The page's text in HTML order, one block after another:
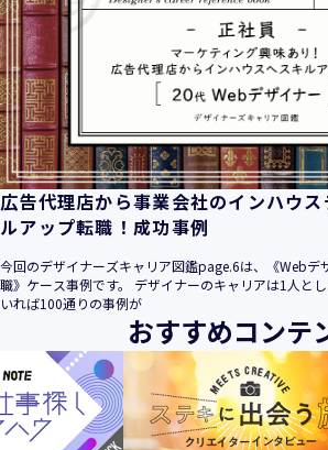
識別することができることとなるものを
・当社の運営・提供するサービス（以下
ビス」といいます。）において、お客様
なったサービスの内容、ご利用日時、ご
用内容及びご利用履歴に関する情報
【個人情報の取得・収集について】
当社は、以下の方法により、個人情報を
ます。
当社サービスにおいて、自ら入力された
取得・収集させていただきます。
・電子メール、郵便、書面、電話等の手
させていただく方法
当社に対し、電子メール、郵便、書面、
て、ご提供いただいた個人情報を、当社
いただきます。
広告代理店から事業会社のインハウ
ルアップ転職！成功事例
今回のデザイナーズキャリア図鑑page.6は、《Webデ
職》ケース事例です。 デザイナーのキャリアは1人と
いれば100通りの事例が
おすすめコンテ